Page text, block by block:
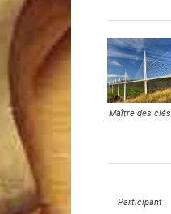
Maître des clés
Participant